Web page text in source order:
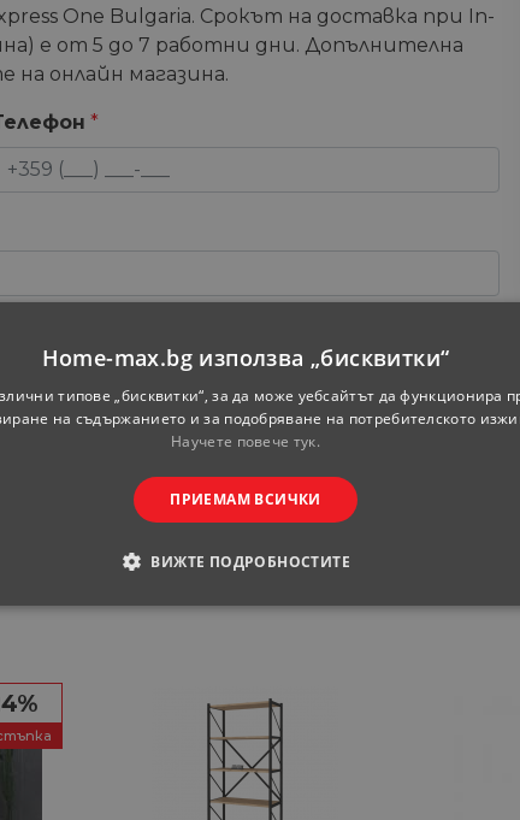
One Bulgaria. Срокът на доставка при In-
е от 5 до 7 работни дни. Допълнителна
онлайн магазина.
*
Home-max.bg използва „бисквитки“
типове „бисквитки“, за да може уебсайтът да функционира
на съдържанието и за подобряване на потребителското
Научете повече тук.
ПРИЕМАМ ВСИЧКИ
ВИЖТЕ ПОДРОБНОСТИТЕ
СТАТИСТИЧЕСКИ МАРКЕТИНГOВИ
Маркетингoви